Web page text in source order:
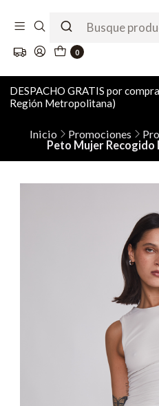
0
DESPACHO GRATIS por
Región Metropolitana)
Inicio Promociones
Peto Mujer Recogido